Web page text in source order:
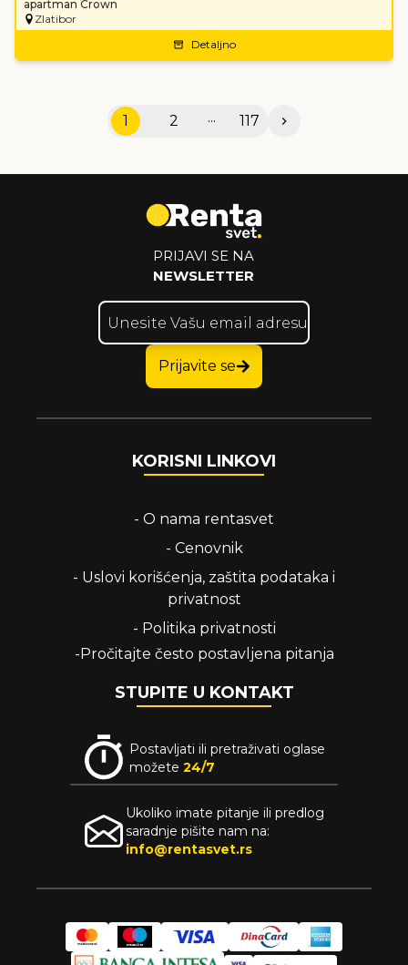
apartman Crown
Zlatibor
Detaljno
1 2 ... 117
PRIJAVI SE NA
NEWSLETTER
Prijavite se
KORISNI LINKOVI
- O nama rentasvet
- Cenovnik
- Uslovi korišćenja, zaštita podataka i
privatnost
- Politika privatnosti
- Pročitajte često postavljena pitanja
STUPITE U KONTAKT
Postavljati ili pretraživati oglase
možete 24/7
Ukoliko imate pitanje ili predlog
saradnje pišite nam na:
info@rentasvet.rs